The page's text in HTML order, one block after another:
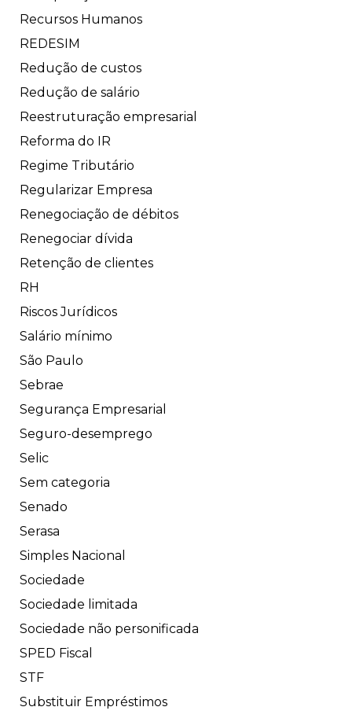
Recursos Humanos
REDESIM
Redução de custos
Redução de salário
Reestruturação empresarial
Reforma do IR
Regime Tributário
Regularizar Empresa
Renegociação de débitos
Renegociar dívida
Retenção de clientes
RH
Riscos Jurídicos
Salário mínimo
São Paulo
Sebrae
Segurança Empresarial
Seguro-desemprego
Selic
Sem categoria
Senado
Serasa
Simples Nacional
Sociedade
Sociedade limitada
Sociedade não personificada
SPED Fiscal
STF
Substituir Empréstimos